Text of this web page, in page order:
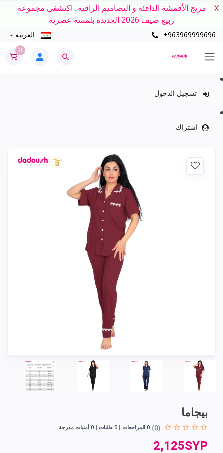
مزيج الأقمشة الدافئة و التصاميم الراقية.. اكتشفي مجموعة
ربيع صيف 2026 الجديدة بلمسة عصرية
X
+963969999696 العربية
0
تسجيل الدخول
اشتراك
بيجاما
(0)
0 المراجعات 0 طلبات 0 أمنيات مدرجة
2,125SYP